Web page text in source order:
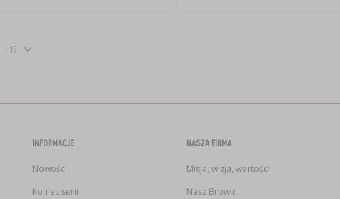
INFORMACJE
Nowości
Koniec serii
NASZA FIRMA
Misja, wizja, wartości
Nasz Browin